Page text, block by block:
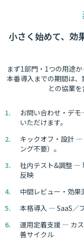
小さく始めて、効
まず1部門・1つの用途
本番導入までの期間は
との協業を
お問い合わせ・デ
いただけます。
キックオフ・設計 —
ング不要）。
社内テスト&調整 —
反映
中間レビュー・効
本格導入 — SaaS／
運用定着支援 — カ
善サイクル